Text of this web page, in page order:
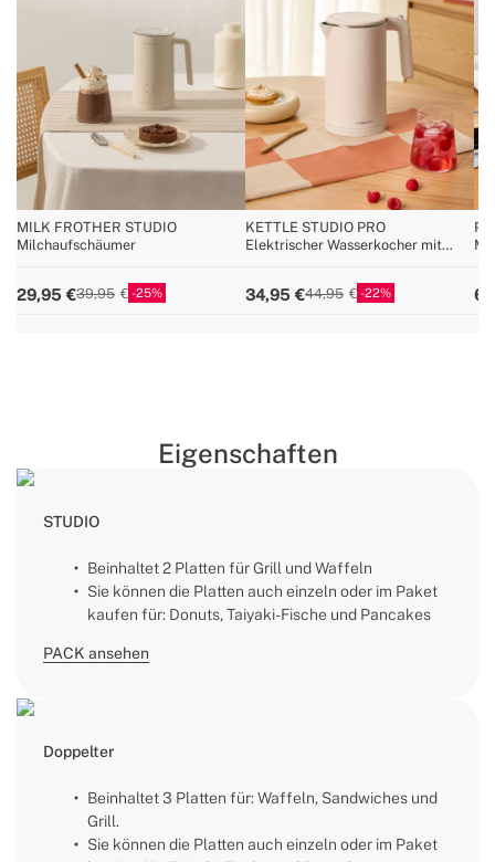
MILK FROTHER STUDIO
Milchaufschäumer
29,95 39,95 25
KETTLE STUDIO PRO
Elektrischer Wasserkocher mit
34,95 44,95 22
Eigenschaften
STUDIO
Beinhaltet 2 Platten für Grill und Waffeln
Sie können die Platten auch einzeln oder im Paket
kaufen für: Donuts, Taiyaki-Fische und Pancakes
PACK ansehen
Doppelter
Beinhaltet 3 Platten für: Waffeln, Sandwiches und
Grill.
Sie können die Platten auch einzeln oder im Paket